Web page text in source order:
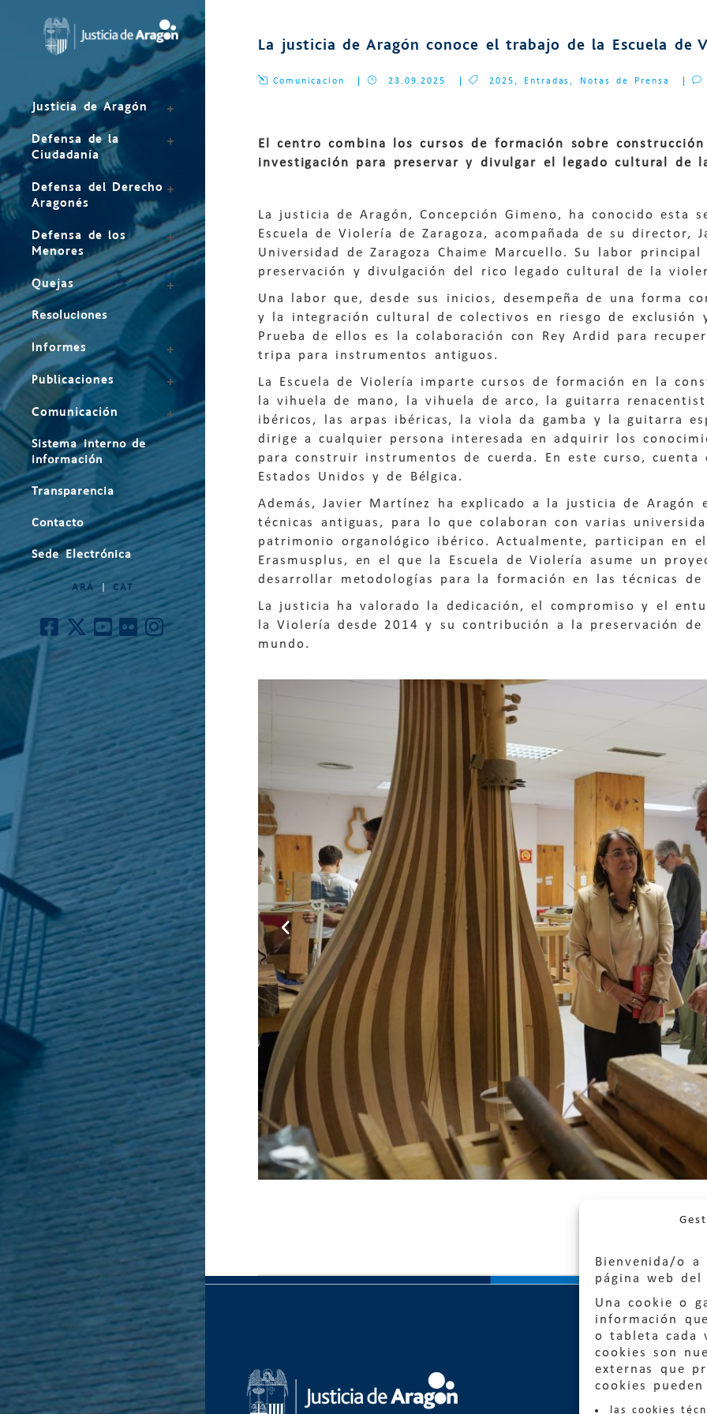
Bienvenida/o
página web del
Una cookie o
información
o tableta cada
cookies son
externas que
cookies
las cookies
Justicia de Aragón
Defensa de la
Ciudadanía
Defensa del Derecho
Aragonés
Defensa de los
Menores
Quejas
Resoluciones
Informes
Publicaciones
Comunicación
Sistema interno de
información
Transparencia
Contacto
Sede Electrónica
ARA| CAT
La justicia de Aragón conoce el trabajo de la Escuela de
Comunicacion 23.09.2025 2025 , Entradas , Notas de Prensa
El centro combina los cursos de formación sobre
investigación para preservar y divulgar el legado cultural de
La justicia de Aragón, Concepción Gimeno, ha conocido esta
Escuela de Violería de Zaragoza, acompañada de su
Universidad de Zaragoza Chaime Marcuello. Su labor
preservación y divulgación del rico legado cultural de la
Una labor que, desde sus inicios, desempeña de una forma
y la integración cultural de colectivos en riesgo de exclusión
Prueba de ellos es la colaboración con Rey Ardid para
tripa para instrumentos antiguos.
La Escuela de Violería imparte cursos de formación en la
la vihuela de mano, la vihuela de arco, la guitarra
ibéricos, las arpas ibéricas, la viola da gamba y la guitarra
dirige a cualquier persona interesada en adquirir los
para construir instrumentos de cuerda. En este curso, cuenta
Estados Unidos y de Bélgica.
Además, Javier Martínez ha explicado a la justicia de
técnicas antiguas, para lo que colaboran con varias
patrimonio organológico ibérico. Actualmente, participan en el
Erasmusplus, en el que la Escuela de Violería asume un
desarrollar metodologías para la formación en las técnicas
La justicia ha valorado la dedicación, el compromiso y el
la Violería desde 2014 y su contribución a la preservación
mundo.